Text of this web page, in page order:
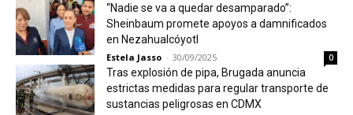
“Nadie se va a quedar desamparado”:
Sheinbaum promete apoyos a damnificados
en Nezahualcóyotl
Estela Jasso - 30/09/2025 0
Tras explosión de pipa, Brugada anuncia
estrictas medidas para regular transporte de
sustancias peligrosas en CDMX